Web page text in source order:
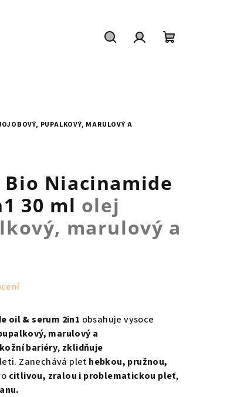
PUPALKOVÝ, MARULOVÝ A
Bio Niacinamide
30 ml olej
marulový a
oil & serum 2in1 obsahuje vysoce
marulový a
bariéry, zklidňuje
Zanechává pleť hebkou, pružnou,
citlivou, zralou i problematickou pleť,